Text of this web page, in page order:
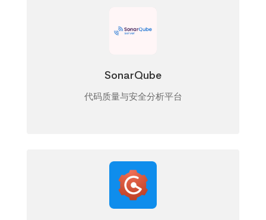
SonarQube
代码质量与安全分析平台